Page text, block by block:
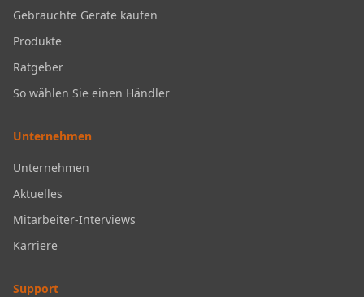
Gebrauchte Geräte kaufen
Produkte
Ratgeber
So wählen Sie einen Händler
Unternehmen
Unternehmen
Aktuelles
Mitarbeiter-Interviews
Karriere
Support